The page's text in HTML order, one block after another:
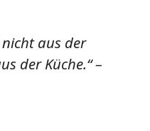
aus der
der Küche.“ –